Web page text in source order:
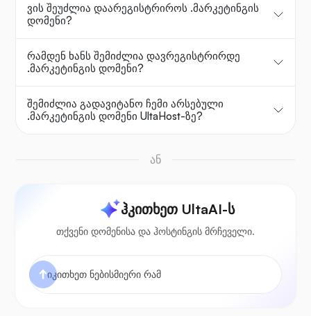
ვის შეუძლია დაარეგისტრიროს .მარკეტინგის
დომენი?
რამდენ ხანს შემიძლია დავრეგისტრირდე
.მარკეტინგის დომენი?
შემიძლია გადავიტანო ჩემი არსებული
.მარკეტინგის დომენი UltaHost-ზე?
ან
ჰკითხეთ UltaAI-ს
თქვენი დომენისა და ჰოსტინგის მრჩეველი.